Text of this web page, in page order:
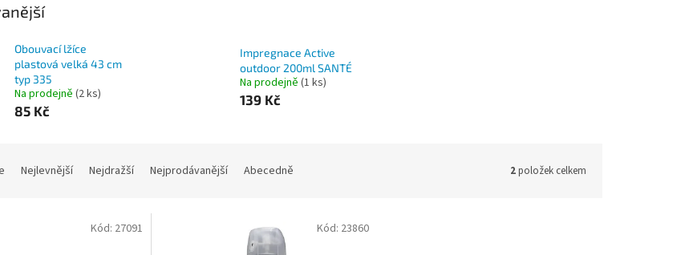
Obouvací lžíce
plastová velká 43 cm
typ 335
Na prodejně (2 ks)
85 Kč
Impregnace Active
outdoor 200ml SANTÉ
Na prodejně (1 ks)
139 Kč
Nejlevnější Nejdražší Nejprodávanější Abecedně 2položek celkem
Kód: 27091 Kód: 23860